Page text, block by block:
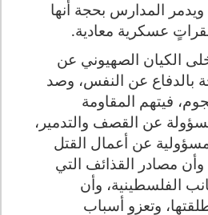
المدارس بحجة أنها
عسكرية معادية.
الكيان الصهيوني عن
بالدفاع عن النفس، وصد
فيتهم المقاومة
عن القصف والتدمير،
عن أعمال القتل
وأن مصادر القذائف التي
الفلسطينية، وأن
وتعزو أسباب